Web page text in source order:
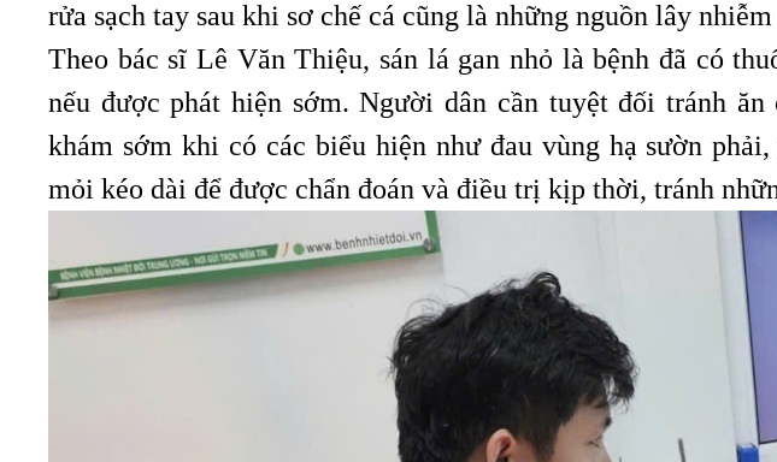
rửa sạch tay sau khi sơ chế cá cũng là những nguồn lây
Theo bác sĩ Lê Văn Thiệu, sán lá gan nhỏ là bệnh đã có
nếu được phát hiện sớm. Người dân cần tuyệt đối tránh
khám sớm khi có các biểu hiện như đau vùng hạ sườn
mỏi kéo dài để được chẩn đoán và điều trị kịp thời, tránh